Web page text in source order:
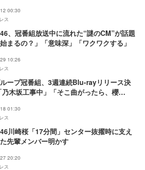
00:30
ス
、冠番組放送中に流れた“謎のCM”が話題
始まるの？」「意味深」「ワクワクする」
10:26
ス
ープ冠番組、3週連続Blu-rayリリース決
乃木坂工事中」「そこ曲がったら、櫻
01:30
ス
川崎桜「17分間」センター抜擢時に支え
先輩メンバー明かす
20:20
ス